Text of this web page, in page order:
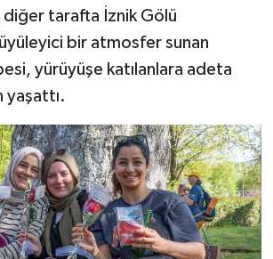
diğer tarafta İznik Gölü
bir atmosfer sunan
yürüyüşe katılanlara adeta
yaşattı.